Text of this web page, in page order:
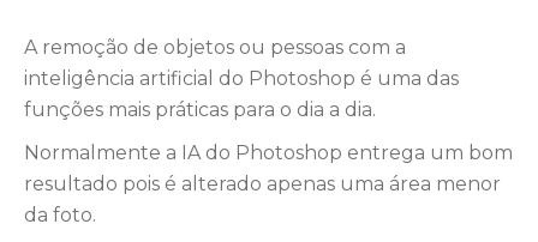
A remoção de objetos ou pessoas com a
inteligência artificial do Photoshop é uma das
funções mais práticas para o dia a dia.
Normalmente a IA do Photoshop entrega um bom
resultado pois é alterado apenas uma área menor
da foto.